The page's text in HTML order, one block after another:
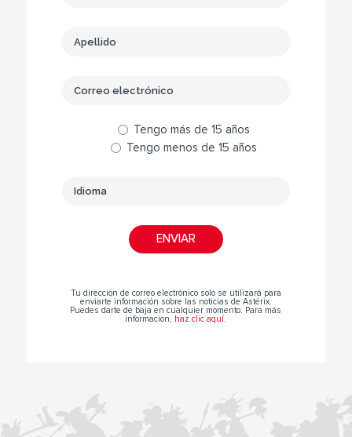
Tengo más de 15 años
Tengo menos de 15 años
Tu dirección de correo electrónico solo se utilizará para
enviarte información sobre las noticias de Astérix.
Puedes darte de baja en cualquier momento. Para más
información, haz clic aquí.